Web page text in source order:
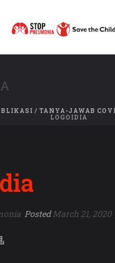
/ TANYA-JAWAB
LOGOIDIA
PostedMarch 21, 2020